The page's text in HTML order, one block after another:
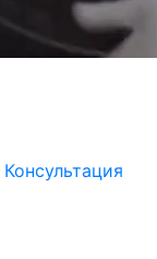
Консультация